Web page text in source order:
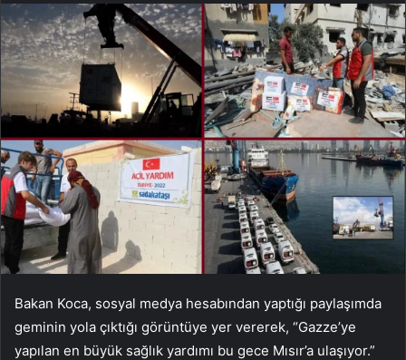
Bakan Koca, sosyal medya hesabından yaptığı paylaşımda
geminin yola çıktığı görüntüye yer vererek, “Gazze’ye
yapılan en büyük sağlık yardımı bu gece Mısır’a ulaşıyor.”